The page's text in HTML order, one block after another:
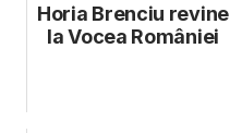
Horia Brenciu revine
la Vocea României